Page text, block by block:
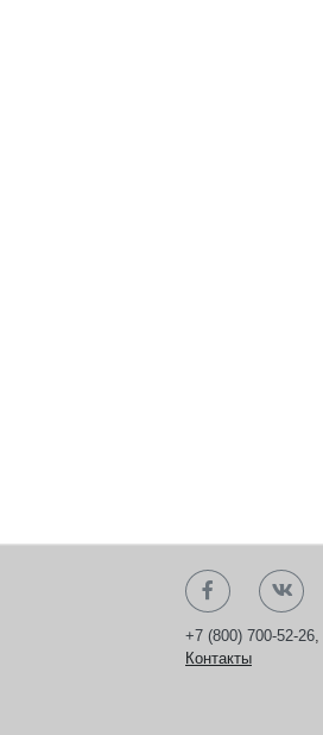
+7 (800) 700-52-26,
Контакты